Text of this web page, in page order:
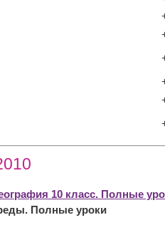
10 класс. Полные
Полные уроки